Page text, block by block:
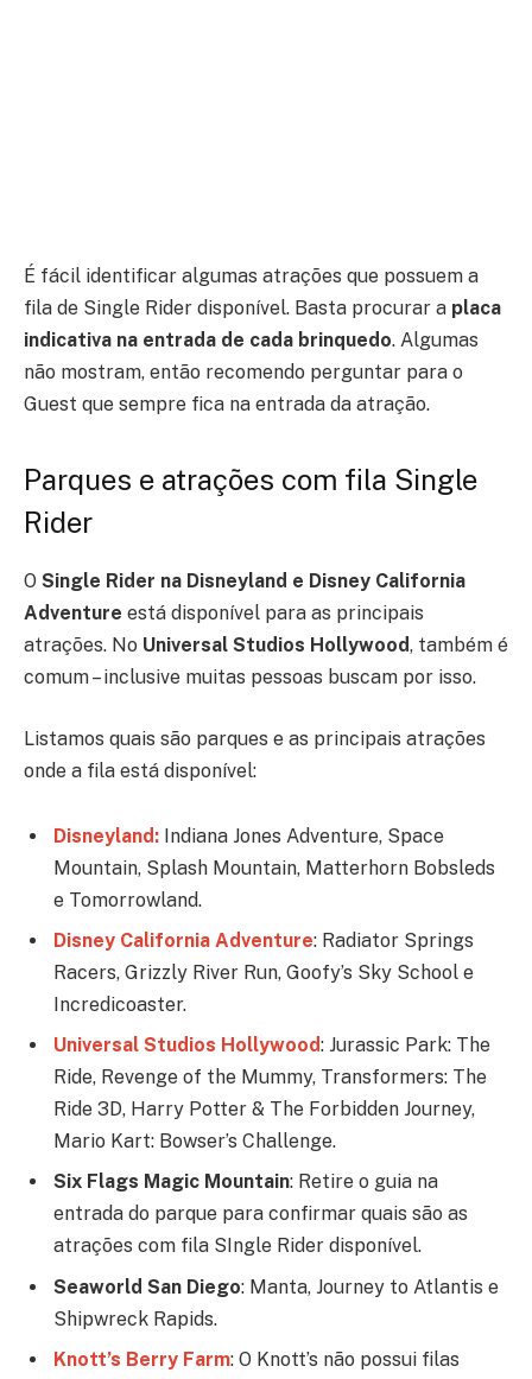
É fácil identificar algumas atrações que possuem a
fila de Single Rider disponível. Basta procurar a placa
indicativa na entrada de cada brinquedo. Algumas
não mostram, então recomendo perguntar para o
Guest que sempre fica na entrada da atração.
Parques e atrações com fila Single
Rider
O Single Rider na Disneyland e Disney California
Adventure está disponível para as principais
atrações. No Universal Studios Hollywood, também é
comum – inclusive muitas pessoas buscam por isso.
Listamos quais são parques e as principais atrações
onde a fila está disponível:
Disneyland: Indiana Jones Adventure, Space
Mountain, Splash Mountain, Matterhorn Bobsleds
e Tomorrowland.
Disney California Adventure: Radiator Springs
Racers, Grizzly River Run, Goofy’s Sky School e
Incredicoaster.
Universal Studios Hollywood: Jurassic Park: The
Ride, Revenge of the Mummy, Transformers: The
Ride 3D, Harry Potter & The Forbidden Journey,
Mario Kart: Bowser’s Challenge.
Six Flags Magic Mountain: Retire o guia na
entrada do parque para confirmar quais são as
atrações com fila SIngle Rider disponível.
Seaworld San Diego: Manta, Journey to Atlantis e
Shipwreck Rapids.
Knott’s Berry Farm: O Knott’s não possui filas